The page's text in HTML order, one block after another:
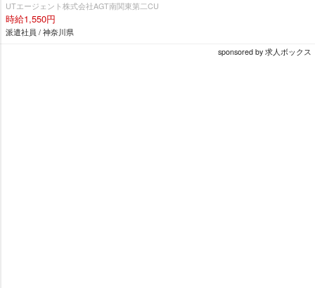
UTエージェント株式会社AGT南関東第二CU
時給1,550円
派遣社員 / 神奈川県
sponsored by 求人ボックス